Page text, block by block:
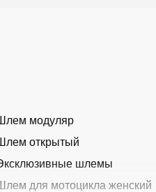
модуляр
открытый
шлемы
для мотоцикла женский